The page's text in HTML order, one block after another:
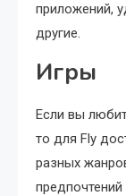
приложений,
другие.
Игры
Если вы
то для Fly
разных